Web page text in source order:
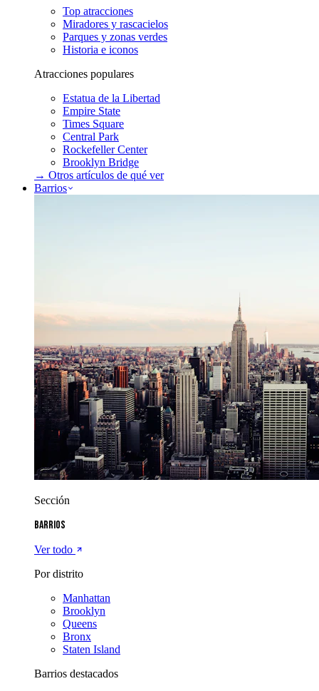
Top atracciones
Miradores y rascacielos
Parques y zonas verdes
Historia e iconos
Atracciones populares
Estatua de la Libertad
Empire State
Times Square
Central Park
Rockefeller Center
Brooklyn Bridge
→ Otros artículos de qué ver
Barrios
Sección
Barrios
Ver todo
Por distrito
Manhattan
Brooklyn
Queens
Bronx
Staten Island
Barrios destacados